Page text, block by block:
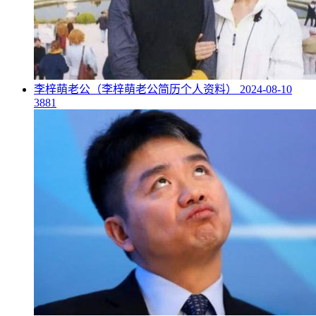
​李梓萌老公（李梓萌老公简历个人资料）
2024-08-10
3881